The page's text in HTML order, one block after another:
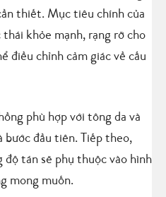
thiết. Mục tiêu chính của
khỏe mạnh, rạng rỡ cho
điều chỉnh cảm giác về cấu
phù hợp với tông da và
đầu tiên. Tiếp theo,
độ tán sẽ phụ thuộc vào hình
mong muốn.